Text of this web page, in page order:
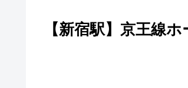
【新宿駅】京王線